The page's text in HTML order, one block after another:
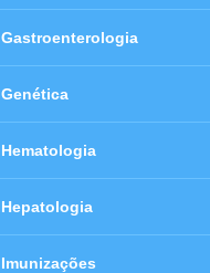
Gastroenterologia
Genética
Hematologia
Hepatologia
Imunizações